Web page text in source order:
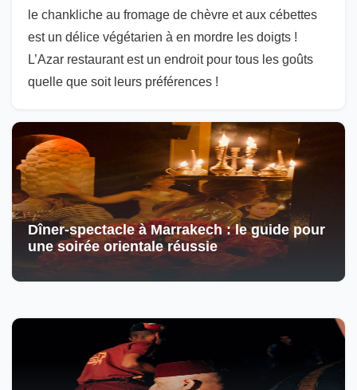
le chankliche au fromage de chèvre et aux cébettes
est un délice végétarien à en mordre les doigts !
L’Azar restaurant est un endroit pour tous les goûts
quelle que soit leurs préférences !
Dîner-spectacle à Marrakech : le guide pour
une soirée orientale réussie